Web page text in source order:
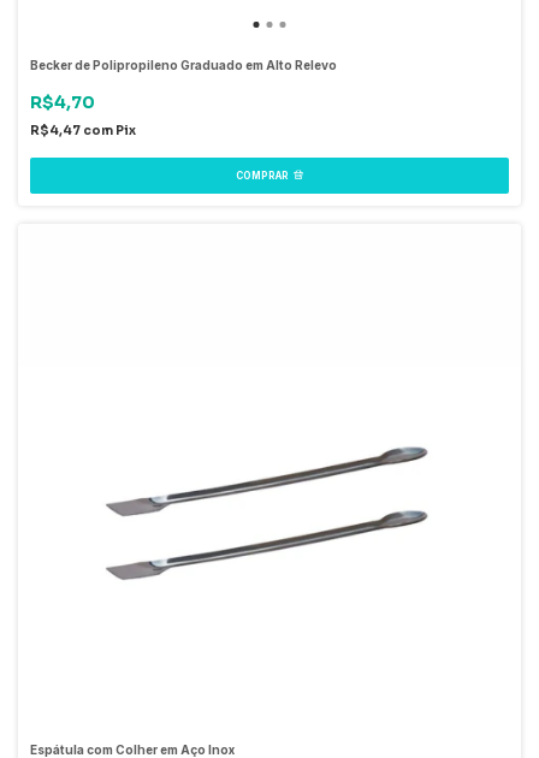
Becker de Polipropileno Graduado em Alto Relevo
R$4,70
R$4,47 com Pix
COMPRAR
Espátula com Colher em Aço Inox